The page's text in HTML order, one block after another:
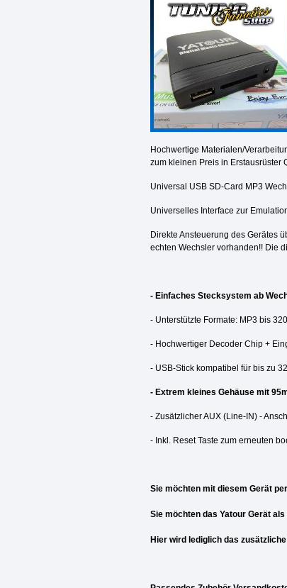
Hochwertige Materialen/
zum kleinen Preis in Erstausrüster
Universal USB SD-Card MP3
Universelles Interface zur
Direkte Ansteuerung des Gerätes
echten Wechsler vorhanden!! Die
- Einfaches Stecksystem ab
- Unterstützte Formate: MP3 bis
- Hochwertiger Decoder Chip +
- USB-Stick kompatibel für bis zu
- Extrem kleines Gehäuse mit
- Zusätzlicher AUX (Line-IN) -
- Inkl. Reset Taste zum erneuten
Sie möchten mit diesem Gerät
Sie möchten das Yatour Gerät
Hier wird lediglich das